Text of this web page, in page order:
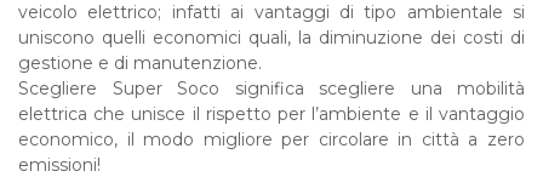
veicolo elettrico; infatti ai vantaggi di tipo ambientale si
uniscono quelli economici quali, la diminuzione dei costi di
gestione e di manutenzione.
Scegliere Super Soco significa scegliere una mobilità
elettrica che unisce il rispetto per l’ambiente e il vantaggio
economico, il modo migliore per circolare in città a zero
emissioni!